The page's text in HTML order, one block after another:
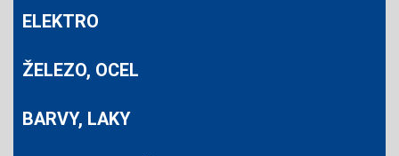
ELEKTRO
ŽELEZO, OCEL
BARVY, LAKY